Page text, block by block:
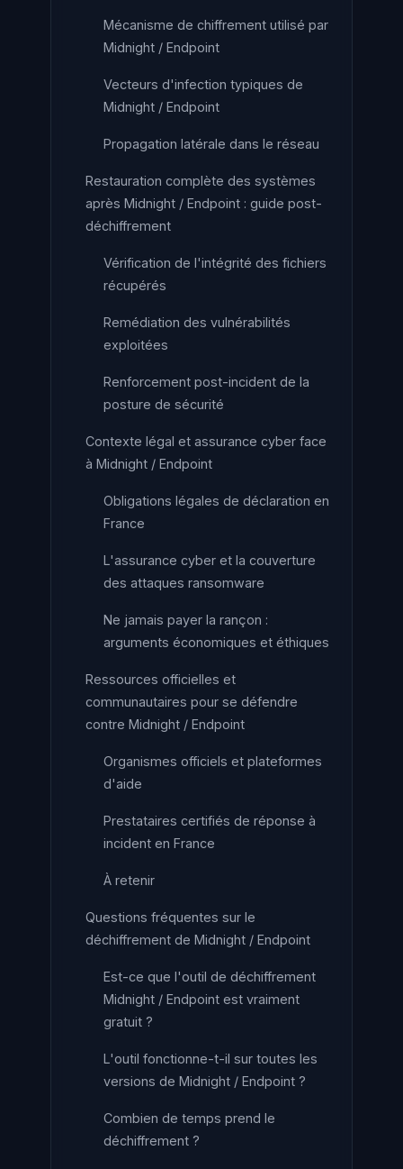
Mécanisme de chiffrement utilisé par
Midnight / Endpoint
Vecteurs d'infection typiques de
Midnight / Endpoint
Propagation latérale dans le réseau
Restauration complète des systèmes
après Midnight / Endpoint : guide post-
déchiffrement
Vérification de l'intégrité des fichiers
récupérés
Remédiation des vulnérabilités
exploitées
Renforcement post-incident de la
posture de sécurité
Contexte légal et assurance cyber face
à Midnight / Endpoint
Obligations légales de déclaration en
France
L'assurance cyber et la couverture
des attaques ransomware
Ne jamais payer la rançon :
arguments économiques et éthiques
Ressources officielles et
communautaires pour se défendre
contre Midnight / Endpoint
Organismes officiels et plateformes
d'aide
Prestataires certifiés de réponse à
incident en France
À retenir
Questions fréquentes sur le
déchiffrement de Midnight / Endpoint
Est-ce que l'outil de déchiffrement
Midnight / Endpoint est vraiment
gratuit ?
L'outil fonctionne-t-il sur toutes les
versions de Midnight / Endpoint ?
Combien de temps prend le
déchiffrement ?